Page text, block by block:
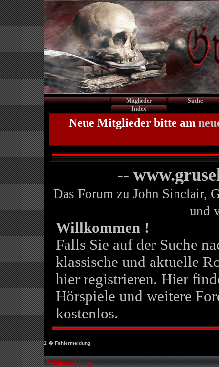
Mitglieder
Suche
Index
Neue Mitglieder bitte am
--
Das Forum zu John Sinclair,
und
Willkommen !
Falls Sie auf der Suche
klassische und aktuelle
hier registrieren. Hier
Hörspiele und weitere
kostenlos.
1 � Fehlermeldung
Fehlermeldung